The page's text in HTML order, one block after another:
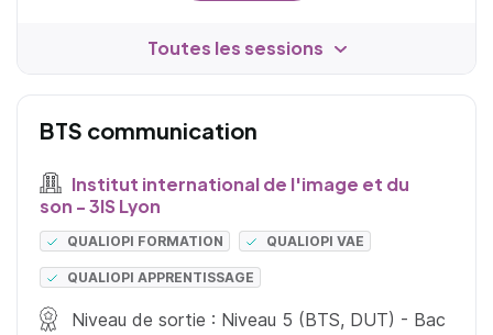
Toutes les sessions
BTS communication
Institut international de l'image et du
son - 3IS Lyon
QUALIOPI FORMATION QUALIOPI VAE
QUALIOPI APPRENTISSAGE
Niveau de sortie : Niveau 5 (BTS, DUT) - Bac